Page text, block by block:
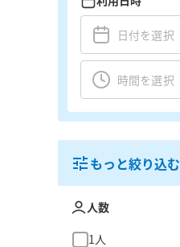
もっと絞り込む
人数
1人